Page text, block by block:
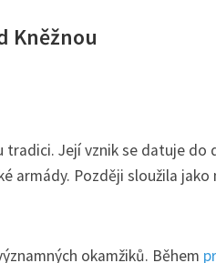
Kněžnou
tradici. Její vznik se datuje
armády. Později sloužila
okamžiků. Během